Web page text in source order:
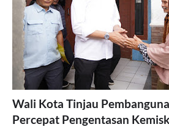
Wali Kota Tinjau
Percepat Pengentasan